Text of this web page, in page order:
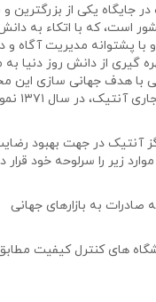
جایگاه یکی از بزرگترین
با پشتوانه مدیریت آگاه
گیری از دانش روز دنیا
با هدف جهانی سازی این
آنتیک، در سال ۱۳۷۱ نمود.
آنتیک در جهت بهبود
موارد زیر را سرلوحه خود
به بازارهای جهانی
های کنترل کیفیت مطابق